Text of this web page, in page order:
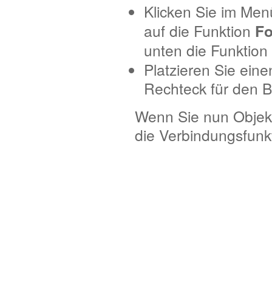
Klicken Sie im
auf die Funktion
unten die Funktion
Platzieren Sie
Rechteck für den
Wenn Sie nun
die